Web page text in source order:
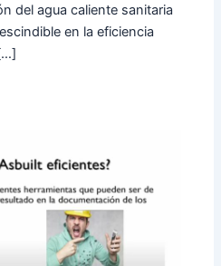
del agua caliente sanitaria
en la eficiencia